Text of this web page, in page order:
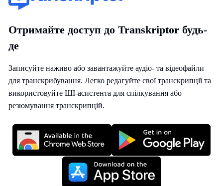
Отримайте доступ до Transkriptor будь-
де
Записуйте наживо або завантажуйте аудіо- та відеофайли
для транскрибування. Легко редагуйте свої транскрипції та
використовуйте ШІ-асистента для спілкування або
резюмування транскрипцій.